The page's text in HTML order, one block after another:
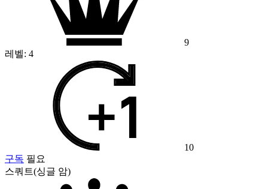
9
레벨: 4
10
구독 필요
스쿼트(싱글 암)